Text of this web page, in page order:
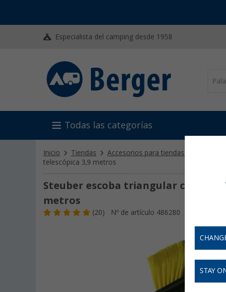
Especialista del camping desde 1958
Todas las categorías
Inicio Tiendas Accesorios para tiendas de campaña
telescópica 3,9 metros
Steuber escoba triangular con
metros
(20) Nº de artículo 486280
STAY